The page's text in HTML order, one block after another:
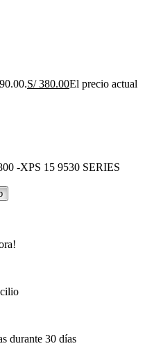
S/380.00El precio actual
-XPS 15 9530 SERIES
durante 30 días